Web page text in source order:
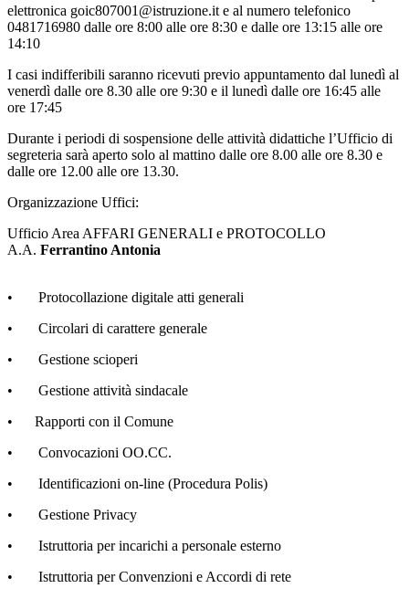
elettronica goic807001@istruzione.it e al numero telefonico
0481716980 dalle ore 8:00 alle ore 8:30 e dalle ore 13:15 alle ore
14:10
I casi indifferibili saranno ricevuti previo appuntamento dal lunedì al
venerdì dalle ore 8.30 alle ore 9:30 e il lunedì dalle ore 16:45 alle
ore 17:45
Durante i periodi di sospensione delle attività didattiche l’Ufficio di
segreteria sarà aperto solo al mattino dalle ore 8.00 alle ore 8.30 e
dalle ore 12.00 alle ore 13.30.
Organizzazione Uffici:
Ufficio Area AFFARI GENERALI e PROTOCOLLO
A.A. Ferrantino Antonia
• Protocollazione digitale atti generali
• Circolari di carattere generale
• Gestione scioperi
• Gestione attività sindacale
• Rapporti con il Comune
• Convocazioni OO.CC.
• Identificazioni on-line (Procedura Polis)
• Gestione Privacy
• Istruttoria per incarichi a personale esterno
• Istruttoria per Convenzioni e Accordi di rete